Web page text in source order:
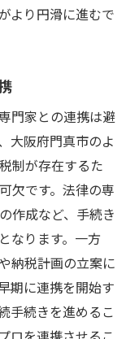
より円滑に進むで
門家との連携は避
大阪府門真市のよ
制が存在するた
欠です。法律の専
作成など、手続き
なります。一方
納税計画の立案に
期に連携を開始す
手続きを進めるこ